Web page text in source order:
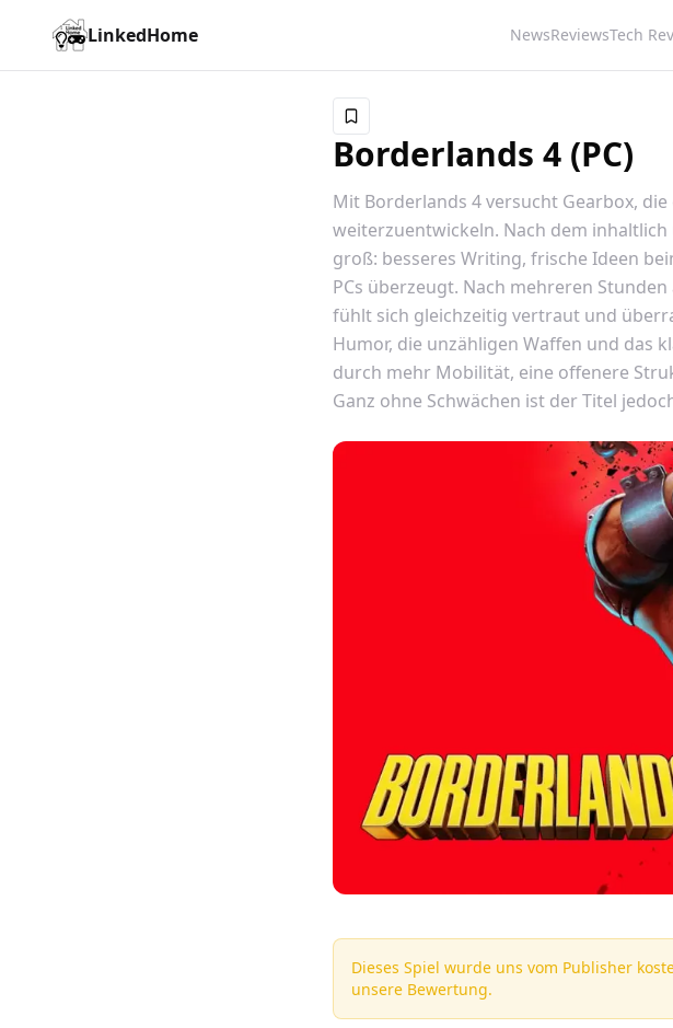
LinkedHome NewsReviewsTech
Borderlands 4 (PC)
Mit Borderlands 4 versucht Gearbox,
weiterzuentwickeln. Nach dem
groß: besseres Writing, frische Ideen
PCs überzeugt. Nach mehreren
fühlt sich gleichzeitig vertraut und
Humor, die unzähligen Waffen und das
durch mehr Mobilität, eine offenere
Ganz ohne Schwächen ist der Titel
Dieses Spiel wurde uns vom Publisher
unsere Bewertung.